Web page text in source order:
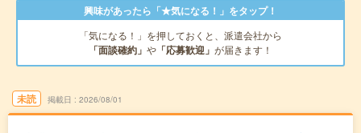
興味があったら「★気になる！」をタップ！
「気になる！」を押しておくと、派遣会社から
「面談確約」 や 「応募歓迎」 が届きます！
未読 掲載日 2026/08/01